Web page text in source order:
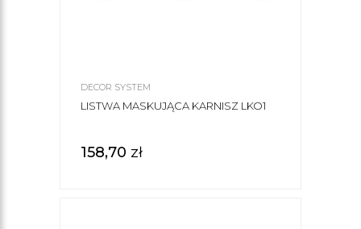
DECOR SYSTEM
LISTWA MASKUJĄCA KARNISZ LKO1
158,70 zł